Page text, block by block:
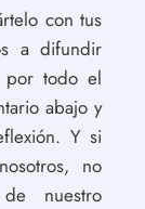
con tus
a difundir
por todo el
abajo y
Y si
no
nuestro